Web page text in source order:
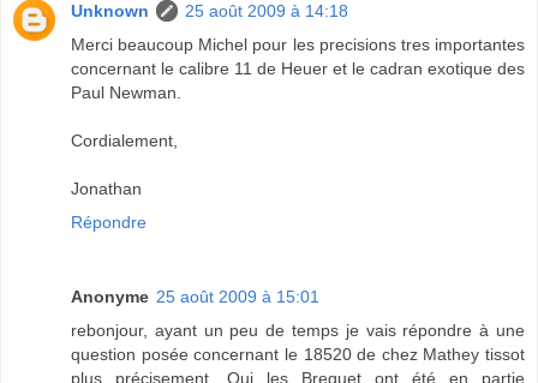
Unknown
25 août 2009 à 14:18
Merci beaucoup Michel pour les precisions tres importantes
concernant le calibre 11 de Heuer et le cadran exotique des
Paul Newman.
Cordialement,
Jonathan
Répondre
Anonyme 25 août 2009 à 15:01
rebonjour, ayant un peu de temps je vais répondre à une
question posée concernant le 18520 de chez Mathey tissot
plus précisement. Oui les Breguet ont été en partie